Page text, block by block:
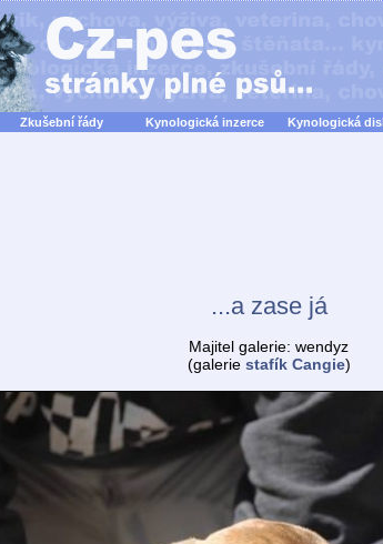
Zkušební řády Kynologická inzerce Kynologická
...a zase já
Majitel galerie: wendyz
(galerie stafík Cangie)